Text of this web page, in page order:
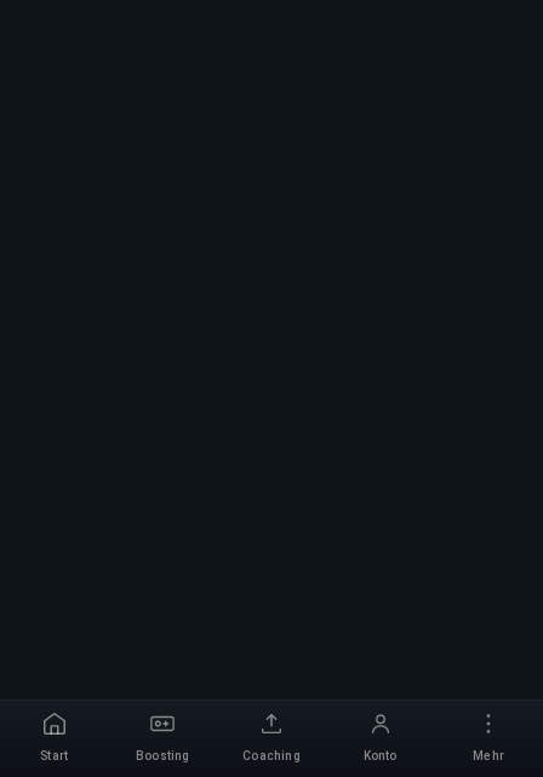
Start Boosting Coaching Konto Mehr